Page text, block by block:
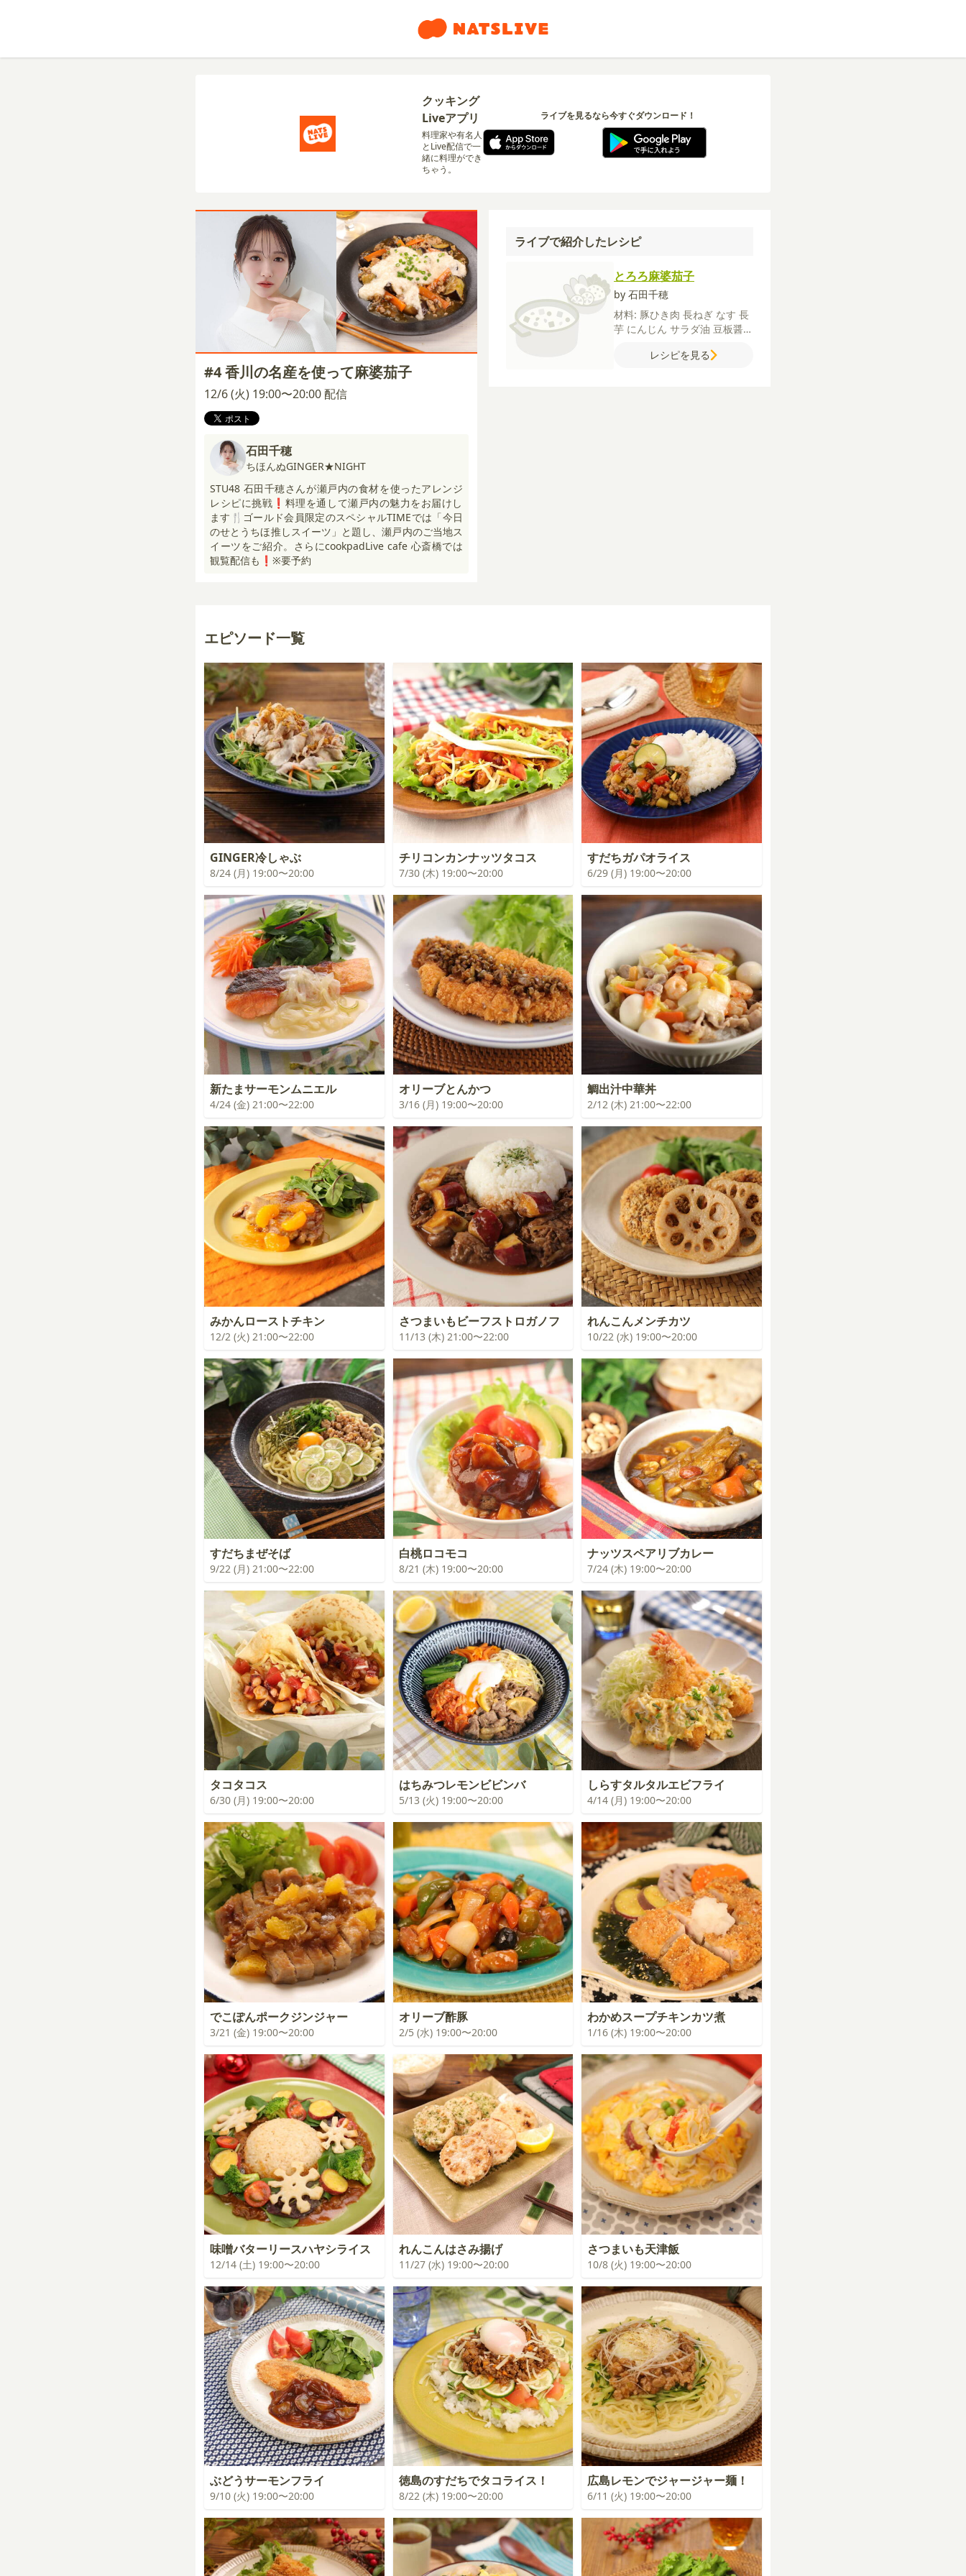
クッキング
Liveアプリ
料理家や有名人
とLive配信で一
緒に料理ができ
ちゃう。
ライブを見るなら今すぐダウンロード！
#4 香川の名産を使って麻婆茄子
12/6 (火) 19:00〜20:00 配信
石田千穂
ちほんぬGINGER★NIGHT
STU48 石田千穂さんが瀬戸内の食材を使ったアレンジ
レシピに挑戦❗️料理を通して瀬戸内の魅力をお届けし
ます🍴ゴールド会員限定のスペシャルTIMEでは「今日
のせとうちほ推しスイーツ」と題し、瀬戸内のご当地ス
イーツをご紹介。さらにcookpadLive cafe 心斎橋では
観覧配信も❗️※要予約
ライブで紹介したレシピ
とろろ麻婆茄子
by 石田千穂
材料: 豚ひき肉 長ねぎ なす 長
芋 にんじん サラダ油 豆板醤
粗びき黒こしょう
レシピを見る
エピソード一覧
GINGER冷しゃぶ
8/24 (月) 19:00〜20:00
チリコンカンナッツタコス
7/30 (木) 19:00〜20:00
すだちガパオライス
6/29 (月) 19:00〜20:00
新たまサーモンムニエル
4/24 (金) 21:00〜22:00
オリーブとんかつ
3/16 (月) 19:00〜20:00
鯛出汁中華丼
2/12 (木) 21:00〜22:00
みかんローストチキン
12/2 (火) 21:00〜22:00
さつまいもビーフストロガノフ
11/13 (木) 21:00〜22:00
れんこんメンチカツ
10/22 (水) 19:00〜20:00
すだちまぜそば
9/22 (月) 21:00〜22:00
白桃ロコモコ
8/21 (木) 19:00〜20:00
ナッツスペアリブカレー
7/24 (木) 19:00〜20:00
タコタコス
6/30 (月) 19:00〜20:00
はちみつレモンビビンバ
5/13 (火) 19:00〜20:00
しらすタルタルエビフライ
4/14 (月) 19:00〜20:00
でこぽんポークジンジャー
3/21 (金) 19:00〜20:00
オリーブ酢豚
2/5 (水) 19:00〜20:00
わかめスープチキンカツ煮
1/16 (木) 19:00〜20:00
味噌バターリースハヤシライス
12/14 (土) 19:00〜20:00
れんこんはさみ揚げ
11/27 (水) 19:00〜20:00
さつまいも天津飯
10/8 (火) 19:00〜20:00
ぶどうサーモンフライ
9/10 (火) 19:00〜20:00
徳島のすだちでタコライス！
8/22 (木) 19:00〜20:00
広島レモンでジャージャー麺！
6/11 (火) 19:00〜20:00